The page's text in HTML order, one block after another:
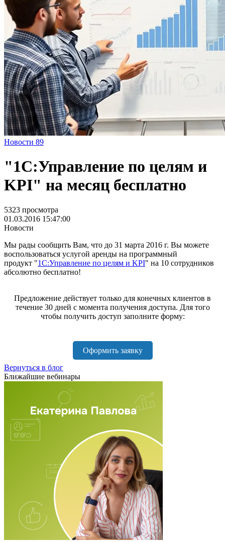
Новости 89
"1С:Управление по целям и
KPI" на месяц бесплатно
5323 просмотра
01.03.2016 15:47:00
Новости
Мы рады сообщить Вам, что до 31 марта 2016 г. Вы можете
воспользоваться услугой аренды на программный
продукт "1С:Управление по целям и KPI" на 10 сотрудников
абсолютно бесплатно!
Предложение действует только для конечных клиентов в
течение 30 дней с момента получения доступа. Для того
чтобы получить доступ заполните форму:
Оформить заявку
Вернуться в блог
Ближайшие вебинары